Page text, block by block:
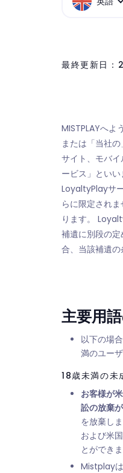
最終更新日：
MISTPLAYへ
または「当社
サイト、モバ
ービス」とい
LoyaltyPlayサ
らに限定され
ります。
補遺に別段の
合、当該補遺
主要用
以下の場
満のユー
18歳未満の未
お客様が
訟の放棄
を放棄し
および米
とができま
Mistplay